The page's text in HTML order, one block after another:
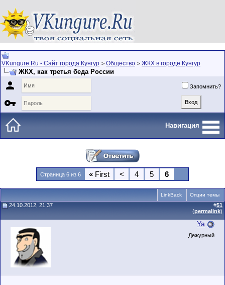
VKungure.Ru - Сайт города Кунгур > Общество > ЖКХ в городе Кунгур
ЖКХ, как третья беда России
 Запомнить?

Навигация
Страница 6 из 6 « First < 4 5 6
LinkBack Опции темы
24.10.2012, 21:37 #51
(permalink)
Ya
Дежурный